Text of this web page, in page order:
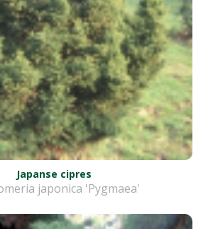
Japanse cipres
japonica 'Pygmaea'